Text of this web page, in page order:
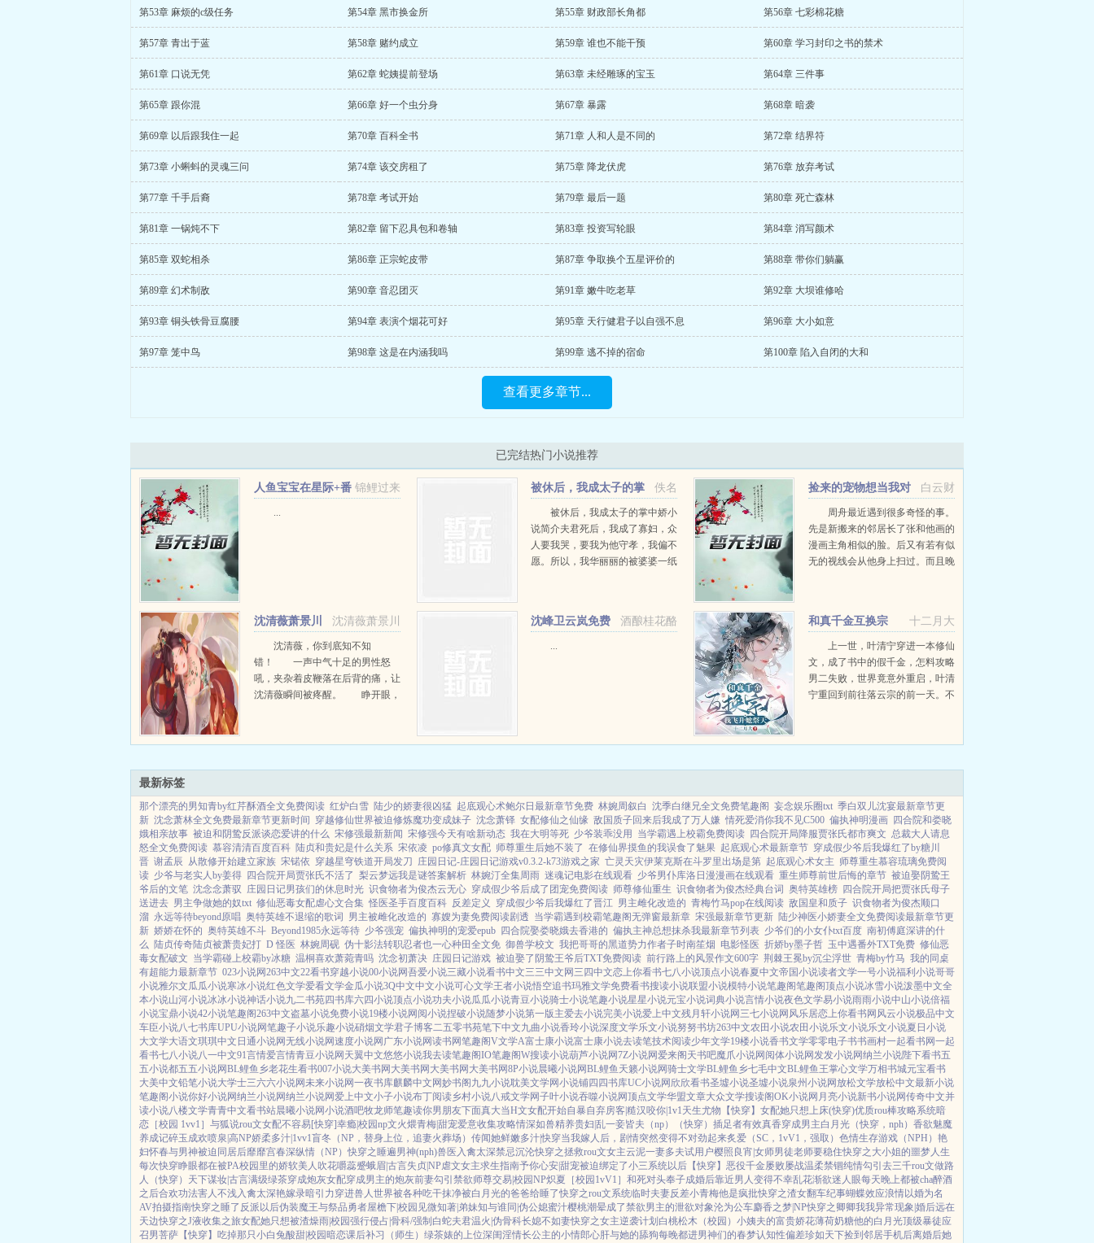
第53章 麻烦的c级任务 第54章 黑市换金所 第55章 财政部长角都 第56章 七彩棉花糖
第57章 青出于蓝 第58章 赌约成立 第59章 谁也不能干预 第60章 学习封印之书的禁术
第61章 口说无凭 第62章 蛇姨提前登场 第63章 未经雕琢的宝玉 第64章 三件事
第65章 跟你混 第66章 好一个虫分身 第67章 暴露 第68章 暗袭
第69章 以后跟我住一起 第70章 百科全书 第71章 人和人是不同的 第72章 结界符
第73章 小蝌蚪的灵魂三问 第74章 该交房租了 第75章 降龙伏虎 第76章 放弃考试
第77章 千手后裔 第78章 考试开始 第79章 最后一题 第80章 死亡森林
第81章 一锅炖不下 第82章 留下忍具包和卷轴 第83章 投资写轮眼 第84章 消写颜术
第85章 双蛇相杀 第86章 正宗蛇皮带 第87章 争取换个五星评价的 第88章 带你们躺赢
第89章 幻术制敌 第90章 音忍团灭 第91章 嫩牛吃老草 第92章 大坝谁修哈
第93章 铜头铁骨豆腐腰 第94章 表演个烟花可好 第95章 天行健君子以自强不息 第96章 大小如意
第97章 笼中鸟 第98章 这是在内涵我吗 第99章 逃不掉的宿命 第100章 陷入自闭的大和
查看更多章节...
已完结热门小说推荐
锦鲤过来
人鱼宝宝在星际+番
...
佚名
被休后，我成太子的掌
中娇被休后，我成太子的掌中娇小
说简介夫君死后，我成了寡妇，众
人要我哭，要我为他守孝，我偏不
愿。所以，我华丽丽的被婆婆一纸
身边狂蜂浪蝶不...
白云财
捡来的宠物想当我对
周舟最近遇到很多奇怪的事。
先是新搬来的邻居长了张和他画的
漫画主角相似的脸。后又有若有似
无的视线会从他身上扫过。而且晚
沈清薇萧景川
沈清薇萧景川
沈清薇，你到底知不知
错！ 一声中气十足的男性怒
吼，夹杂着皮鞭落在后背的痛，让
沈清薇瞬间被疼醒。 睁开眼，
酒酿桂花酪
沈峰卫云岚免费
...
十二月大
和真千金互换宗
门，我飞升她祭天
上一世，叶清宁穿进一本修仙
文，成了书中的假千金，怎料攻略
男二失败，世界竟意外重启，叶清
宁重回到前往落云宗的前一天。不
门。蓬莱宗乃仙门第一宗，前世却
最新标签
那个漂亮的男知青by红芹酥酒全文免费阅读 红炉白雪 陆少的娇妻很凶猛 起底观心术鲍尔日最新章节免费 林婉周叙白 沈季白继兄全文免费笔趣阁 妄念娱乐圈txt 季白双儿沈宴最新章节更
新 沈念萧林全文免费最新章节更新时间 穿越修仙世界被迫修炼魔功变成妹子 沈念萧铎 女配修仙之仙缘 敌国质子回来后我成了万人嫌 情死爱消你我不见C500 偏执神明漫画 四合院和娄晓
娥相亲故事 被迫和阴鸷反派谈恋爱讲的什么 宋修强最新新闻 宋修强今天有啥新动态 我在大明等死 少爷装乖没用 当学霸遇上校霸免费阅读 四合院开局降服贾张氏都市爽文 总裁大人请息
怒全文免费阅读 慕容清清百度百科 陆贞和贵妃是什么关系 宋依凌 po修真文女配 师尊重生后她不装了 在修仙界摸鱼的我误食了魅果 起底观心术最新章节 穿成假少爷后我爆红了by糖川
晋 谢孟辰 从散修开始建立家族 宋锘依 穿越星穹铁道开局发刀 庄园日记-庄园日记游戏v0.3.2-k73游戏之家 亡灵天灾伊莱克斯在斗罗里出场是第 起底观心术女主 师尊重生慕容琉璃免费阅
读 少爷与老实人by姜得 四合院开局贾张氏不活了 梨云梦远我是谜答案解析 林婉汀全集周雨 迷魂记电影在线观看 少爷男仆库洛日漫漫画在线观看 重生师尊前世后悔的章节 被迫娶阴鸷王
爷后的文笔 沈念念萧驭 庄园日记男孩们的休息时光 识食物者为俊杰云无心 穿成假少爷后成了团宠免费阅读 师尊修仙重生 识食物者为俊杰经典台词 奥特英雄榜 四合院开局把贾张氏母子
送进去 男主争做她的奴txt 修仙恶毒女配虐心文合集 怪医圣手百度百科 反差定义 穿成假少爷后我爆红了晋江 男主雌化改造的 青梅竹马pop在线阅读 敌国皇和质子 识食物者为俊杰顺口
溜 永远等待beyond原唱 奥特英雄不退缩的歌词 男主被雌化改造的 寡嫂为妻免费阅读剧透 当学霸遇到校霸笔趣阁无弹窗最新章 宋强最新章节更新 陆少神医小娇妻全文免费阅读最新章节更
新 娇娇在怀的 奥特英雄不斗 Beyond1985永远等待 少爷强宠 偏执神明的宠爱epub 四合院娶娄晓娥去香港的 偏执主神总想抹杀我最新章节列表 少爷们的小女仆txt百度 南初傅庭深讲的什
么 陆贞传奇陆贞被萧贵妃打 D 怪医 林婉周砚 伪十影法转职忍者也一心种田全文免 御兽学校文 我把哥哥的黑道势力作者子时南笙烟 电影怪医 折娇by墨子哲 玉中遇番外TXT免费 修仙恶
毒女配破文 当学霸碰上校霸by冰糖 温桐喜欢萧菀青吗 沈念初萧决 庄园日记游戏 被迫娶了阴鸷王爷后TXT免费阅读 前行路上的风景作文600字 荆棘王冕by沉尘浮世 青梅by竹马 我的同桌
有超能力最新章节 023小说网263中文22看书穿越小说00小说网吾爱小说三藏小说看书中文三三中文网 三四中文恋上你看书七八小说顶点小说春夏中文帝国小说读者文学一号小说福利小说哥哥
小说雅尔文瓜瓜小说寒冰小说红色文学爱看文学金瓜小说3Q中文中文小说可心文学王者小说悟空追书玛雅文学免费看书搜读小说联盟小说模特小说笔趣阁笔趣阁顶点小说冰雪小说泼墨中文全
本小说山河小说冰冰小说神话小说九二书苑四书库六四小说顶点小说功夫小说瓜瓜小说青豆小说骑士小说笔趣小说星星小说元宝小说词典小说言情小说夜色文学易小说雨雨小说中山小说倍福
小说宝鼎小说42小说笔趣阁263中文盗墓小说免费小说19楼小说网阅小说捏破小说随梦小说第一版主爱去小说完美小说爱上中文残月轩小说网 三七小说网 风乐居恋上你看书网 风云小说极品中文
车臣小说八七书库UPU小说网笔趣子小说乐趣小说硝烟文学君子博客二五零书苑笔下中文九曲小说香玲小说深度文学乐文小说努努书坊263中文农田小说农田小说乐文小说乐文小说夏日小说
大文学大语文琪琪中文 日通小说网无线小说网速度小说网 广东小说网读书网笔趣阁V文学A富士康小说富士康小说去读笔技术阅读少年文学19楼小说香书文学零零电子书书画村一起看书网一起
看书七八小说八一中文91言情爱言情青豆小说网 天翼中文悠悠小说我去读笔趣阁IO笔趣阁W搜读小说葫芦小说网7Z小说网爱来阁 天书吧魔爪小说网 阅体小说网发发小说网纳兰小说陛下看书五
五小说都五五小说网BL鲤鱼乡老花生看书007小说大美书网 大美书网 大美书网 大美书网8P小说晨曦小说网BL鲤鱼 天籁小说网骑士文学BL鲤鱼乡七毛中文BL鲤鱼王掌心文学万相书城元宝看书
大美中文铅笔小说大学士三六六小说网未来小说网一夜书库麒麟中文网妙书阁 九九小说耽美文学网小说铺四四书库UC小说网 欣欣看书圣墟小说圣墟小说泉州小说网放松文学放松中文最新小说
笔趣阁小说你好小说网纳兰小说网纳兰小说网爱上中文小子小说布丁阅读乡村小说八戒文学网子叶小说吞噬小说网顶点文学华盟文章大众文学搜读阁OK小说网 月亮小说新书小说网传奇中文并
读小说八楼文学青青中文看书站晨曦小说网小说酒吧牧龙师笔趣读你男朋友下面真大当H文女配开始自暴自弃房客|糙汉咬你|1v1天生尤物【快穿】 女配她只想上床(快穿)优质rou棒攻略系统暗
恋［校园 1vv1］ 与狐说rou文女配不容易[快穿]幸瘾|校园np文火煨青梅|甜宠爱意收集攻略情深如兽精养贵妇|乱一妾皆夫（np） （快穿）插足者有效真香穿成男主白月光（快穿，nph） 香欲魅魔
养成记碎玉成欢喷泉|高NP娇柔多汁|1vv1盲冬（NP，替身上位，追妻火葬场） 传闻她鲜嫩多汁|快穿当我嫁人后，剧情突然变得不对劲起来炙爱（SC，1vV1，强取） 色情生存游戏（NPH） 艳
妇怀春与男神被迫同居后靡靡宫春深纵情（NP）快穿之睡遍男神(nph)兽医 入禽太深禁忌沉沦快穿之拯救rou文女主云泥一妻多夫试用户樱照良宵|女师男徒老师要稳住快穿之大小姐的噩梦人生
每次快穿睁眼都在被PA校园里的娇软美人 吹花嚼蕊蹙蛾眉|古言失贞|NP虐文女主求生指南予你心安|甜宠被迫绑定了小三系统以后【快穿】 恶役千金屡败屡战温柔禁锢纯情勾引 去三千rou文做路
人（快穿） 天下谋妆|古言满级绿茶穿成炮灰女配穿成男主的炮灰前妻勾引禁欲师尊交易|校园NP炽夏［校园1vV1］ 和死对头奉子成婚后靠近男人变得不幸乱花渐欲迷人眼每天晚上都被cha醉酒
之后合欢功法害人不浅入禽太深艳嫁录暗引力穿进兽人世界被各种吃干抹净被白月光的爸爸给睡了快穿之rou文系统临时夫妻反差小青梅他是疯批快穿之渣女翻车纪事蝴蝶效应浪情以婚为名
AV拍摄指南快穿之睡了反派以后伪装魔王与祭品勇者屋檐下|校园 见微知著|弟妹知与谁同|伪公媳蜜汁樱桃潮晕成了禁欲男主的泄欲对象沦为公车麝香之梦|NP快穿之卿卿我我异常现象|婚后远在
天边快穿之J液收集之旅女配她只想被渣燥雨|校园强行侵占|骨科/强制 白蛇夫君温火|伪骨科长媳不如妻快穿之女主逆袭计划 白桃松木（校园） 小姨夫的富贵娇花薄荷奶糖他的白月光顶级暴徒应
召男菩萨 【快穿】吃掉那只小白兔酸甜|校园暗恋课后补习（师生） 绿茶婊的上位深闺淫情长公主的小情郎心肝与她的舔狗每晚都进男神们的春梦认知性偏差珍如天下捡到邻居手机后离婚后她